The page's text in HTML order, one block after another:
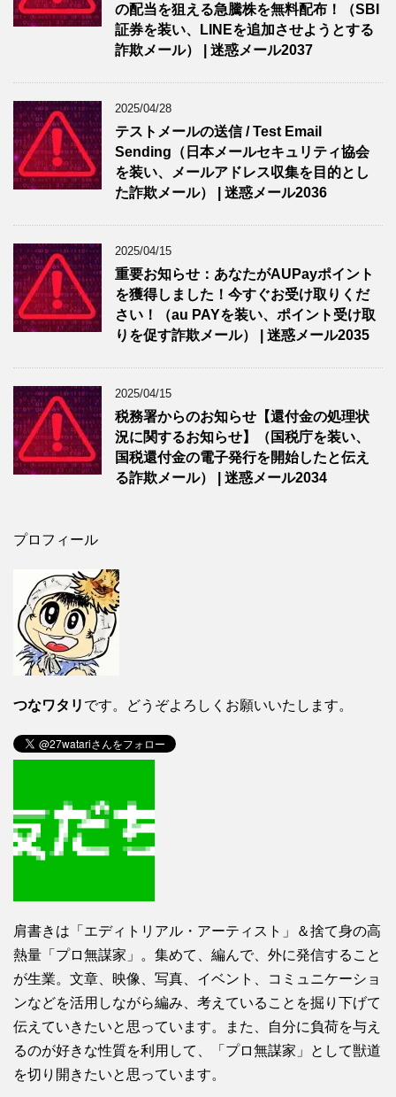
の配当を狙える急騰株を無料配布！（SBI
証券を装い、LINEを追加させようとする
詐欺メール） | 迷惑メール2037
2025/04/28
テストメールの送信 / Test Email
Sending（日本メールセキュリティ協会
を装い、メールアドレス収集を目的とし
た詐欺メール） | 迷惑メール2036
2025/04/15
重要お知らせ：あなたがAUPayポイント
を獲得しました！今すぐお受け取りくだ
さい！（au PAYを装い、ポイント受け取
りを促す詐欺メール） | 迷惑メール2035
2025/04/15
税務署からのお知らせ【還付金の処理状
況に関するお知らせ】（国税庁を装い、
国税還付金の電子発行を開始したと伝え
る詐欺メール） | 迷惑メール2034
プロフィール
つなワタリ です。どうぞよろしくお願いいたします。
肩書きは「エディトリアル・アーティスト」＆捨て身の高
熱量「プロ無謀家」。集めて、編んで、外に発信すること
が生業。文章、映像、写真、イベント、コミュニケーショ
ンなどを活用しながら編み、考えていることを掘り下げて
伝えていきたいと思っています。また、自分に負荷を与え
るのが好きな性質を利用して、「プロ無謀家」として獣道
を切り開きたいと思っています。